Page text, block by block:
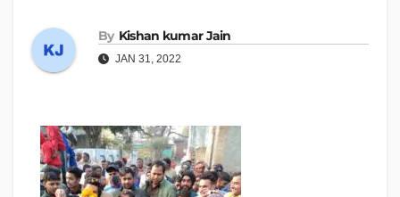
By Kishan kumar Jain
JAN 31, 2022